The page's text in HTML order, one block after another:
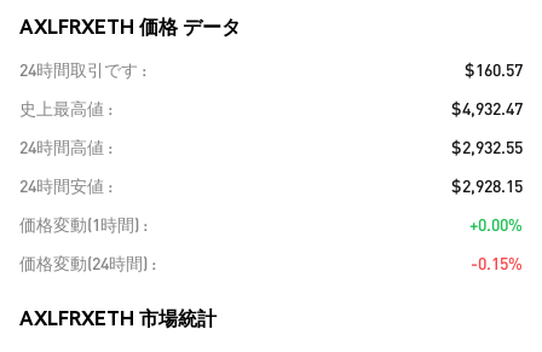
AXLFRXETH 価格 データ
24時間取引です
$160.57
史上最高値
$4,932.47
24時間高値
$2,932.55
24時間安値
$2,928.15
価格変動(1時間)
+0.00%
価格変動(24時間)
-0.15%
AXLFRXETH 市場統計